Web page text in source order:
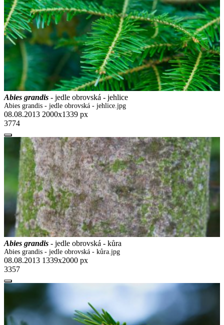
Abies grandis - jedle obrovská - jehlice
Abies grandis - jedle obrovská - jehlice.jpg
08.08.2013 2000x1339 px
3774
Abies grandis - jedle obrovská - kůra
Abies grandis - jedle obrovská - kůra.jpg
08.08.2013 1339x2000 px
3357